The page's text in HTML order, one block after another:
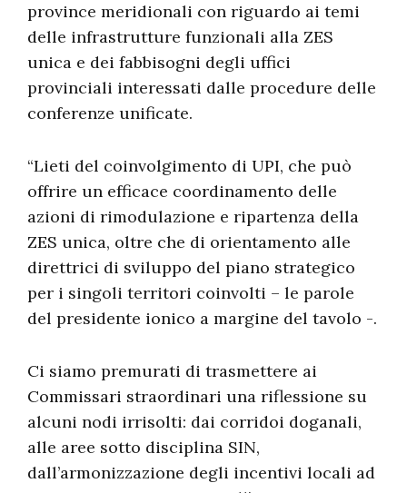
province meridionali con riguardo ai temi
delle infrastrutture funzionali alla ZES
unica e dei fabbisogni degli uffici
provinciali interessati dalle procedure delle
conferenze unificate.
“Lieti del coinvolgimento di UPI, che può
offrire un efficace coordinamento delle
azioni di rimodulazione e ripartenza della
ZES unica, oltre che di orientamento alle
direttrici di sviluppo del piano strategico
per i singoli territori coinvolti – le parole
del presidente ionico a margine del tavolo -.
Ci siamo premurati di trasmettere ai
Commissari straordinari una riflessione su
alcuni nodi irrisolti: dai corridoi doganali,
alle aree sotto disciplina SIN,
dall’armonizzazione degli incentivi locali ad